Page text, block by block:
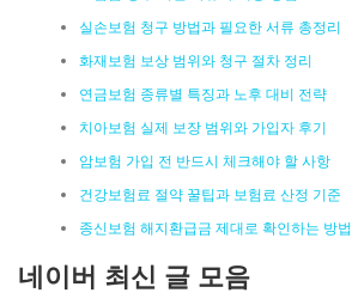
실손보험 청구 방법과 필요한 서류 총정리
화재보험 보상 범위와 청구 절차 정리
연금보험 종류별 특징과 노후 대비 전략
치아보험 실제 보장 범위와 가입자 후기
암보험 가입 전 반드시 체크해야 할 사항
건강보험료 절약 꿀팁과 보험료 산정 기준
종신보험 해지환급금 제대로 확인하는 방법
네이버 최신 글 모음